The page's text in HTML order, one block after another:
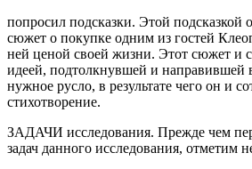
попросил подсказки. Этой подсказкой
сюжет о покупке одним из гостей
ней ценой своей жизни. Этот сюжет и
идеей, подтолкнувшей и направившей
нужное русло, в результате чего он и
стихотворение.
ЗАДАЧИ исследования. Прежде чем
задач данного исследования, отметим